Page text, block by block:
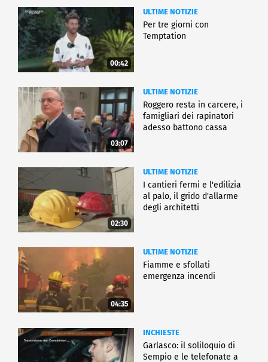
00:42
ULTIME NOTIZIE
Per tre giorni con
Temptation
03:07
ULTIME NOTIZIE
Roggero resta in carcere, i
famigliari dei rapinatori
adesso battono cassa
02:30
ULTIME NOTIZIE
I cantieri fermi e l'edilizia
al palo, il grido d'allarme
degli architetti
04:35
ULTIME NOTIZIE
Fiamme e sfollati
emergenza incendi
INCHIESTE
Garlasco: il soliloquio di
Sempio e le telefonate a